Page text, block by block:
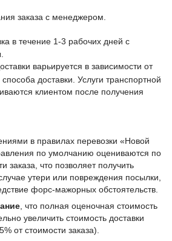
заказа с менеджером.
в течение 1-3 рабочих дней с
варьируется в зависимости от
доставки. Услуги транспортной
клиентом после получения
в правилах перевозки «Новой
по умолчанию оцениваются по
заказа, что позволяет получить
утери или повреждения посылки,
форс-мажорных обстоятельств.
, что полная оценочная стоимость
увеличить стоимость доставки
от стоимости заказа).